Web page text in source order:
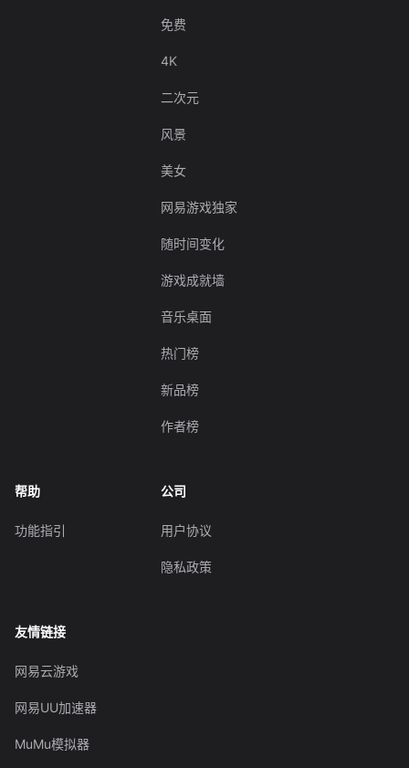
免费
4K
二次元
风景
美女
网易游戏独家
随时间变化
游戏成就墙
音乐桌面
热门榜
新品榜
作者榜
帮助
功能指引
公司
用户协议
隐私政策
友情链接
网易云游戏
网易UU加速器
MuMu模拟器